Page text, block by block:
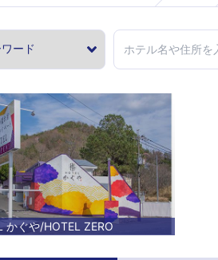
かぐや/HOTEL ZERO